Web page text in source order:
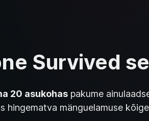
Survived
20 asukohas pakume
hingematva mänguelamuse